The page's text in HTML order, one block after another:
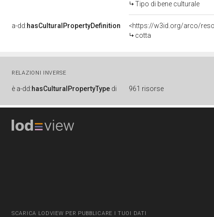
Tipo di bene culturale
a-dd:hasCulturalPropertyDefinition
<https://w3id.org/arco/
cotta
RELAZIONI INVERSE
è a-dd:hasCulturalPropertyType di 961 risorse
SCARICA LODVIEW PER PUBBLICARE I TUOI DATI